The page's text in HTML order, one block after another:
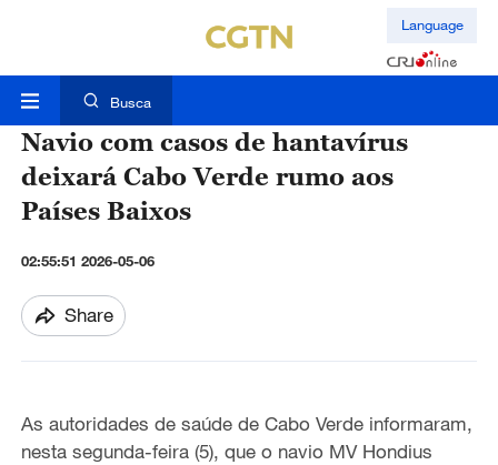
Language
Busca
Navio com casos de hantavírus
deixará Cabo Verde rumo aos
Países Baixos
02:55:51 2026-05-06
Share
As autoridades de saúde de Cabo Verde informaram,
nesta segunda-feira (5), que o navio MV Hondius